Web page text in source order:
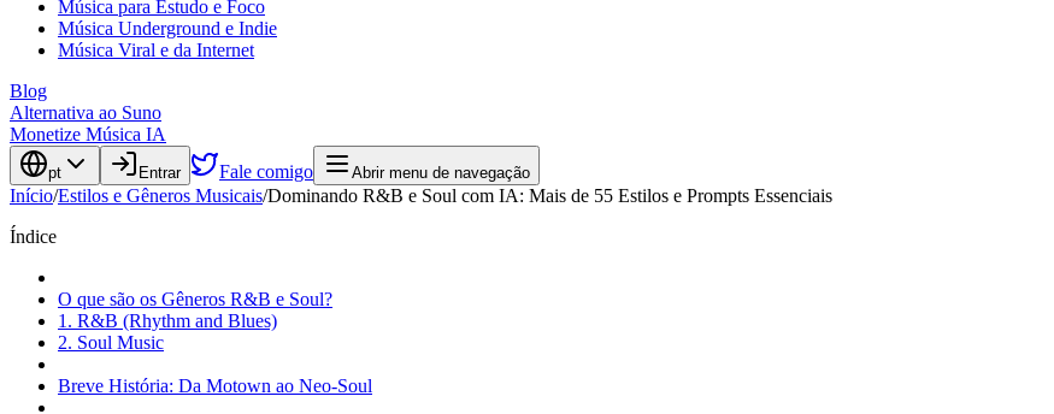
Música para Estudo e Foco
Música Underground e Indie
Música Viral e da Internet
Blog
Alternativa ao Suno
Monetize Música IA
pt Entrar Fale comigo Abrir menu de navegação
Início/Estilos e Gêneros Musicais/Dominando R&B e Soul com IA: Mais de 55 Estilos e Prompts Essenciais
Índice
O que são os Gêneros R&B e Soul?
1. R&B (Rhythm and Blues)
2. Soul Music
Breve História: Da Motown ao Neo-Soul